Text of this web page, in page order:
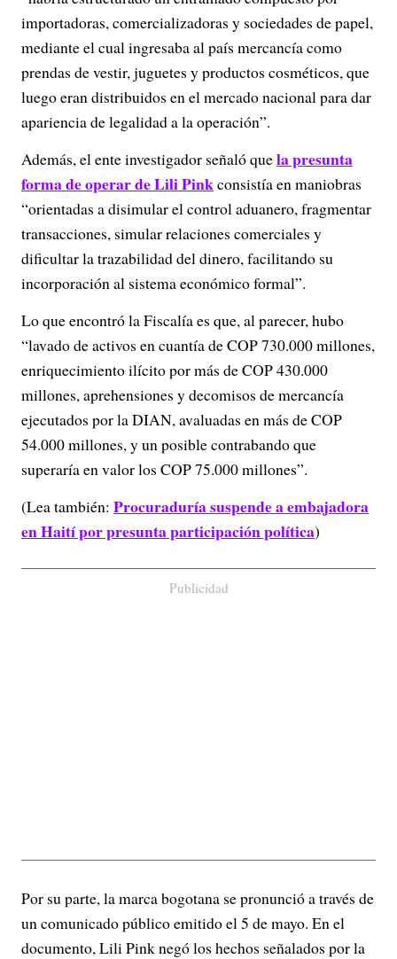
importadoras, comercializadoras y sociedades de papel,
mediante el cual ingresaba al país mercancía como
prendas de vestir, juguetes y productos cosméticos, que
luego eran distribuidos en el mercado nacional para dar
apariencia de legalidad a la operación”.
Además, el ente investigador señaló quela presunta
forma de operar de Lili Pinkconsistía en maniobras
“orientadas a disimular el control aduanero, fragmentar
transacciones, simular relaciones comerciales y
dificultar la trazabilidad del dinero, facilitando su
incorporación al sistema económico formal”.
Lo que encontró la Fiscalía es que, al parecer, hubo
“lavado de activos en cuantía de COP 730.000 millones,
enriquecimiento ilícito por más de COP 430.000
millones, aprehensiones y decomisos de mercancía
ejecutados por la DIAN, avaluadas en más de COP
54.000 millones, y un posible contrabando que
superaría en valor los COP 75.000 millones”.
(Lea también: Procuraduría suspende a embajadora
en Haití por presunta participación política)
Publicidad
Por su parte, la marca bogotana se pronunció a través de
un comunicado público emitido el 5 de mayo. En el
documento, Lili Pink negó los hechos señalados por la